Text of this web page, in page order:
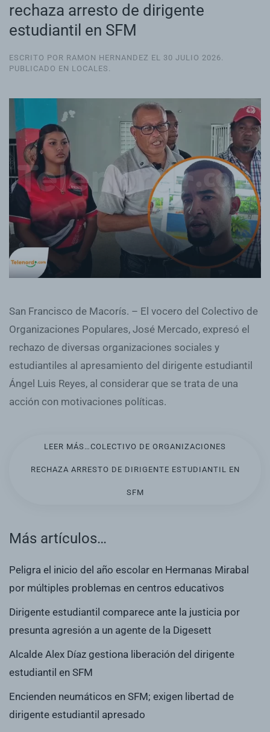
rechaza arresto de dirigente
estudiantil en SFM
ESCRITO POR RAMON HERNANDEZ EL 30 JULIO 2026
PUBLICADO EN LOCALES
San Francisco de Macorís. – El vocero del Colectivo de
Organizaciones Populares, José Mercado, expresó el
rechazo de diversas organizaciones sociales y
estudiantiles al apresamiento del dirigente estudiantil
Ángel Luis Reyes, al considerar que se trata de una
acción con motivaciones políticas.
LEER MÁS…COLECTIVO DE ORGANIZACIONES
RECHAZA ARRESTO DE DIRIGENTE ESTUDIANTIL EN
SFM
Más artículos…
Peligra el inicio del año escolar en Hermanas Mirabal
por múltiples problemas en centros educativos
Dirigente estudiantil comparece ante la justicia por
presunta agresión a un agente de la Digesett
Alcalde Alex Díaz gestiona liberación del dirigente
estudiantil en SFM
Encienden neumáticos en SFM; exigen libertad de
dirigente estudiantil apresado